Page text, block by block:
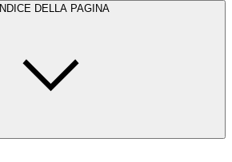
INDICE DELLA PAGINA